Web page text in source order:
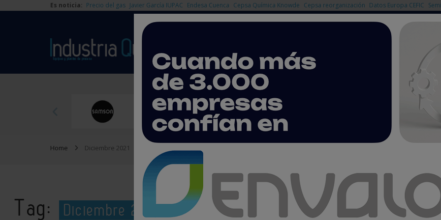
Es noticia: Precio del gas Javier García IUPAC Endesa Cuenca Cepsa Química Knowde Cepsa reorganización Datos Europa CEFIC
Home Diciembre 2021
Tag: Diciembre 2021